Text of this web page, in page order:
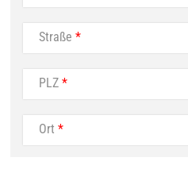
Straße *
PLZ *
Ort *